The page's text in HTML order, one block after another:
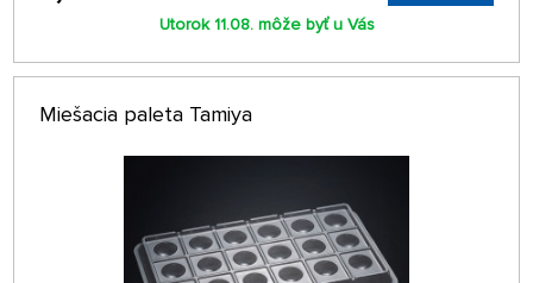
Utorok 11.08. môže byť u Vás
Miešacia paleta Tamiya